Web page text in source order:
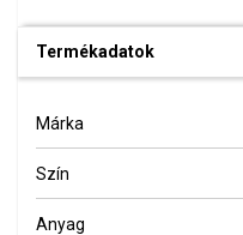
Termékadatok
Márka
Szín
Anyag